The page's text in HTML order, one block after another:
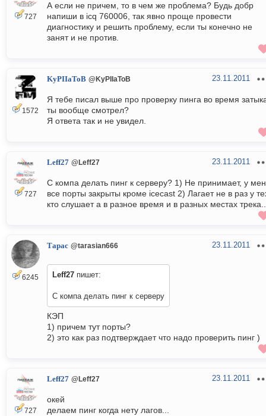
727
А если не причем, то в чем же проблема? Будь добр
напиши в icq 760006, так явно проще провести
диагностику и решить проблему, если ты конечно не
занят и не против.
1572
KyPIIaToB @KyPIIaToB 23.11.2011
Я тебе писал выше про проверку пинга во время
ты вообще смотрел?
Я ответа так и не увидел.
727
Leff27 @Leff27 23.11.2011
С компа делать пинг к серверу? 1) Не принимает, у
все порты закрыты кроме icecast 2) Лагает не в раз у
кто слушает а в разное время и в разных местах
6245
Тарас @tarasian666 23.11.2011
Leff27 пишет:
С компа делать пинг к серверу
КЭП
1) причем тут порты?
2) это как раз подтверждает что надо проверить пинг )
727
Leff27 @Leff27 23.11.2011
окей
делаем пинг когда нету лагов...